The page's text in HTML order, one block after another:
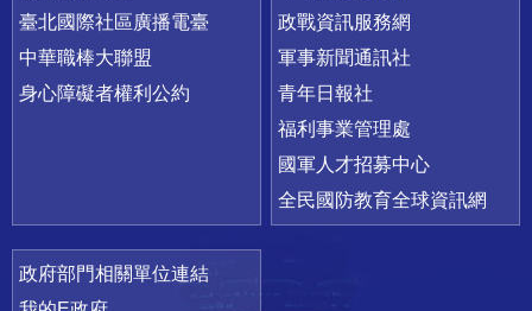
臺北國際社區廣播電臺
中華職棒大聯盟
身心障礙者權利公約
政戰資訊服務網
軍事新聞通訊社
青年日報社
福利事業管理處
國軍人才招募中心
全民國防教育全球資訊網
政府部門相關單位連結